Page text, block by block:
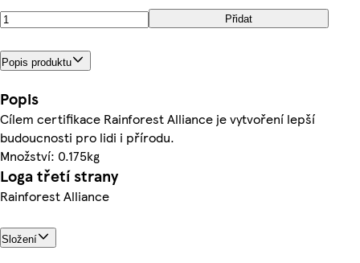
Přidat
Popis produktu
Popis
Cílem certifikace Rainforest Alliance je vytvoření lepší
budoucnosti pro lidi i přírodu.
Množství: 0.175kg
Loga třetí strany
Rainforest Alliance
Složení